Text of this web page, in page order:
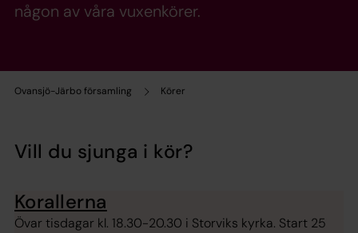
Ovansjö-Järbo församling Körer
någon av våra vuxenkörer.
Vill du sjunga i kör?
Korallerna
Övar tisdagar kl. 18.30-20.30 i Storviks kyrka. Start 25